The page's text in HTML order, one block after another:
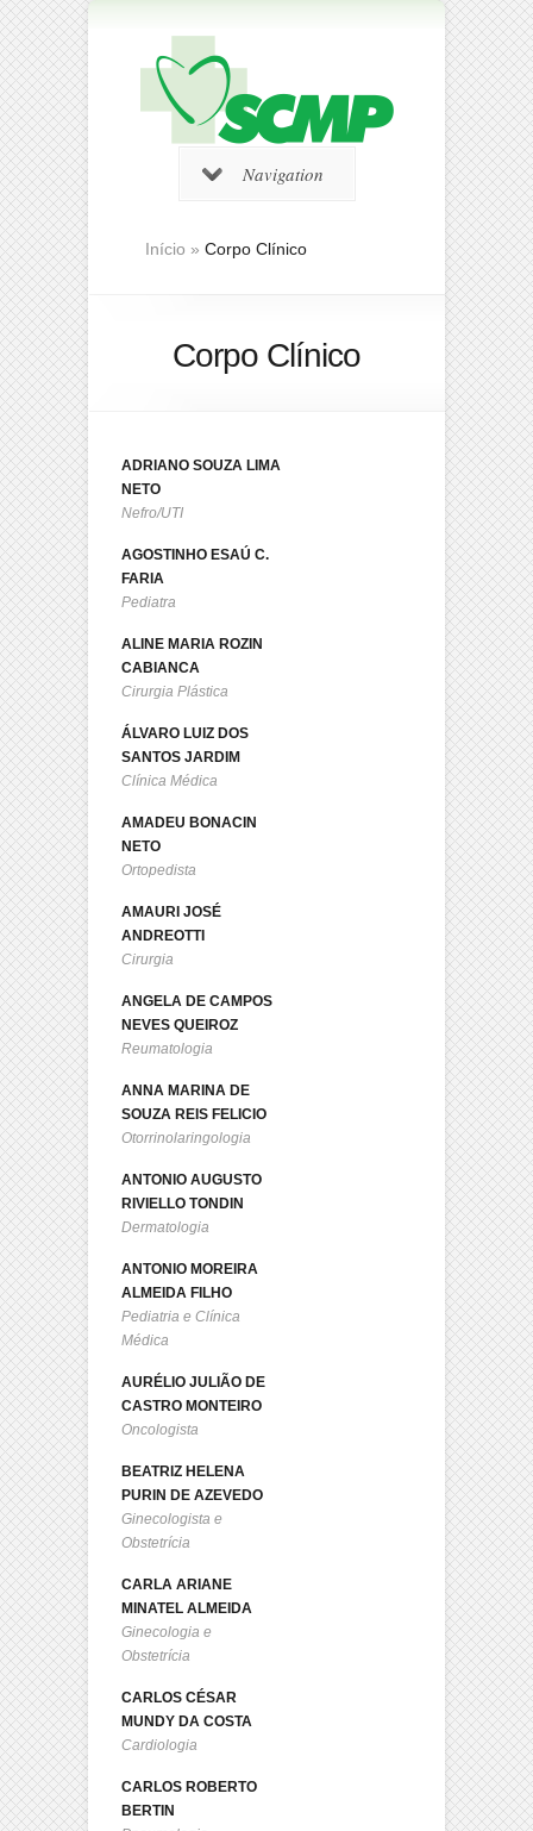
Navigation
Início » Corpo Clínico
Corpo Clínico
ADRIANO SOUZA LIMA
NETO
Nefro/UTI
AGOSTINHO ESAÚ C.
FARIA
Pediatra
ALINE MARIA ROZIN
CABIANCA
Cirurgia Plástica
ÁLVARO LUIZ DOS
SANTOS JARDIM
Clínica Médica
AMADEU BONACIN
NETO
Ortopedista
AMAURI JOSÉ
ANDREOTTI
Cirurgia
ANGELA DE CAMPOS
NEVES QUEIROZ
Reumatologia
ANNA MARINA DE
SOUZA REIS FELICIO
Otorrinolaringologia
ANTONIO AUGUSTO
RIVIELLO TONDIN
Dermatologia
ANTONIO MOREIRA
ALMEIDA FILHO
Pediatria e Clínica
Médica
AURÉLIO JULIÃO DE
CASTRO MONTEIRO
Oncologista
BEATRIZ HELENA
PURIN DE AZEVEDO
Ginecologista e
Obstetrícia
CARLA ARIANE
MINATEL ALMEIDA
Ginecologia e
Obstetrícia
CARLOS CÉSAR
MUNDY DA COSTA
Cardiologia
CARLOS ROBERTO
BERTIN